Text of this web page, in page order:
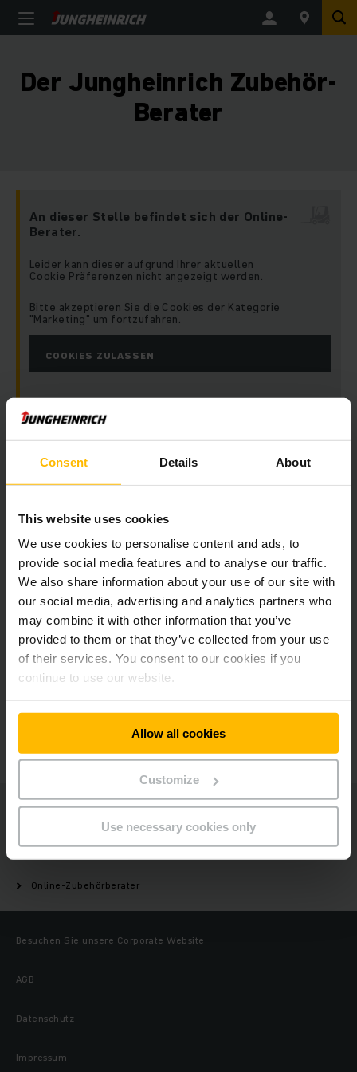
Consent Details About
This website uses cookies
We use cookies to personalise content and ads, to
provide social media features and to analyse our traffic.
We also share information about your use of our site with
our social media, advertising and analytics partners who
may combine it with other information that you’ve
provided to them or that they’ve collected from your use
of their services. You consent to our cookies if you
continue to use our website.
Allow all cookies
Customize
Use necessary cookies only
Der Jungheinrich Zubehör-
Berater
An dieser Stelle befindet sich der Online-
Berater.
Leider kann dieser aufgrund Ihrer aktuellen
Cookie Präferenzen nicht angezeigt werden.
Bitte akzeptieren Sie die Cookies der Kategorie
"Marketing" um fortzufahren.
COOKIES ZULASSEN
Newsletter
JETZT
ANMELDEN
Social Media
Haben Sie Fragen?
KONTAKTIEREN SIE UNS
Jungheinrich
Automatisierung & Systeme
Online-Zubehörberater
Besuchen Sie unsere Corporate Website
AGB
Datenschutz
Impressum